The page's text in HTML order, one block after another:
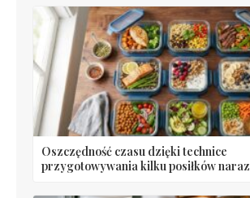
Oszczędność czasu dzięki technice
przygotowywania kilku posiłków naraz